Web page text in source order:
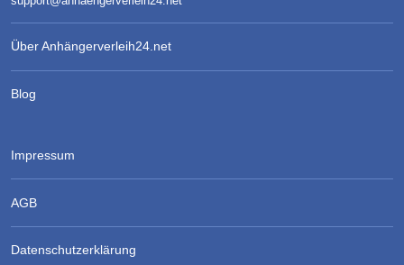
Über Anhängerverleih24.net
Blog
Impressum
AGB
Datenschutzerklärung